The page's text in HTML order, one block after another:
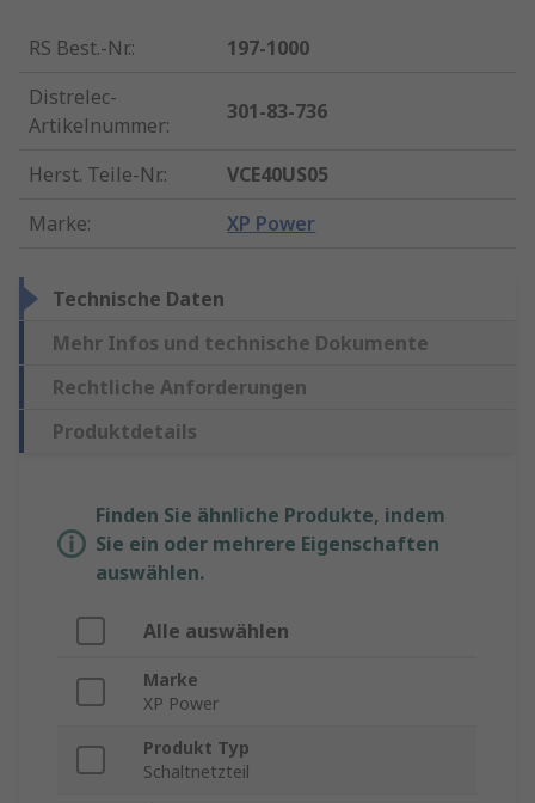
RS Best.-Nr.:
197-1000
Distrelec-
Artikelnummer:
301-83-736
Herst. Teile-Nr.:
VCE40US05
Marke: XP Power
Technische Daten
Mehr Infos und technische Dokumente
Rechtliche Anforderungen
Produktdetails
Finden Sie ähnliche Produkte, indem
Sie ein oder mehrere Eigenschaften
auswählen.
Alle auswählen
Marke
XP Power
Produkt Typ
Schaltnetzteil